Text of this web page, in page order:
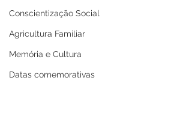
Conscientização Social
Agricultura Familiar
Memória e Cultura
Datas comemorativas